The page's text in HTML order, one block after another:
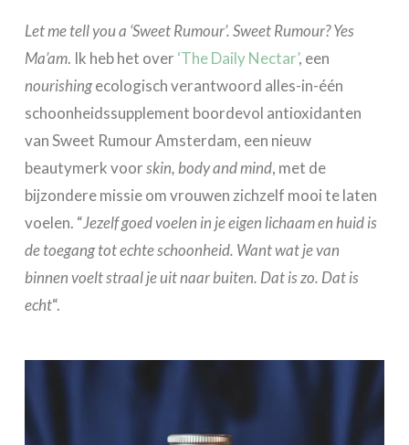
Let me tell you a ‘Sweet Rumour’. Sweet Rumour? Yes
Ma’am. Ik heb het over ‘The Daily Nectar’, een
nourishingecologisch verantwoord alles-in-één
schoonheidssupplement boordevol antioxidanten
van Sweet Rumour Amsterdam, een nieuw
beautymerk voorskin, body and mind, met de
bijzondere missie om vrouwen zichzelf mooi te laten
voelen. “Jezelf goed voelen in je eigen lichaam en huid is
de toegang tot echte schoonheid. Want wat je van
binnen voelt straal je uit naar buiten. Dat is zo. Dat is
echt“.